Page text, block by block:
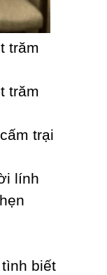
trăm
trăm
trại
lính
biết